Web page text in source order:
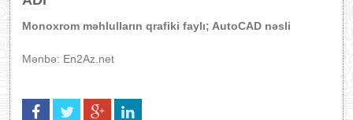
Monoxrom məhlulların qrafiki faylı; AutoCAD nəsli
Mənbə: En2Az.net